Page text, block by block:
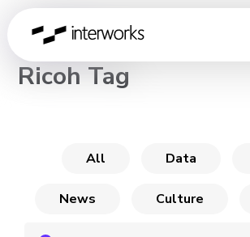
CHANNEL
Ricoh Tag
All Data
News Culture